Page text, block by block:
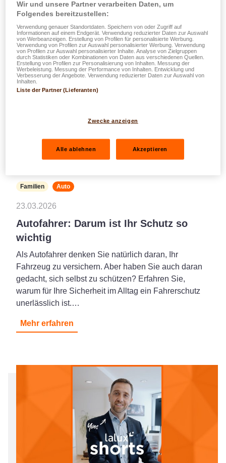
Familien Auto
23.03.2026
Autofahrer: Darum ist Ihr Schutz so
wichtig
Als Autofahrer denken Sie natürlich daran, Ihr
Fahrzeug zu versichern. Aber haben Sie auch daran
gedacht, sich selbst zu schützen? Erfahren Sie,
warum für Ihre Sicherheit im Alltag ein Fahrerschutz
unerlässlich ist.…
Mehr erfahren
Wir und unsere Partner verarbeiten Daten, um
Folgendes bereitzustellen:
Verwendung genauer Standortdaten. Speichern von oder Zugriff auf
Informationen auf einem Endgerät. Verwendung reduzierter Daten zur Auswahl
von Werbeanzeigen. Erstellung von Profilen für personalisierte Werbung.
Verwendung von Profilen zur Auswahl personalisierter Werbung. Verwendung
von Profilen zur Auswahl personalisierter Inhalte. Analyse von Zielgruppen
durch Statistiken oder Kombinationen von Daten aus verschiedenen Quellen.
Erstellung von Profilen zur Personalisierung von Inhalten. Messung der
Werbeleistung. Messung der Performance von Inhalten. Entwicklung und
Verbesserung der Angebote. Verwendung reduzierter Daten zur Auswahl von
Inhalten.
Liste der Partner (Lieferanten)
Zwecke anzeigen
Alle ablehnen Akzeptieren